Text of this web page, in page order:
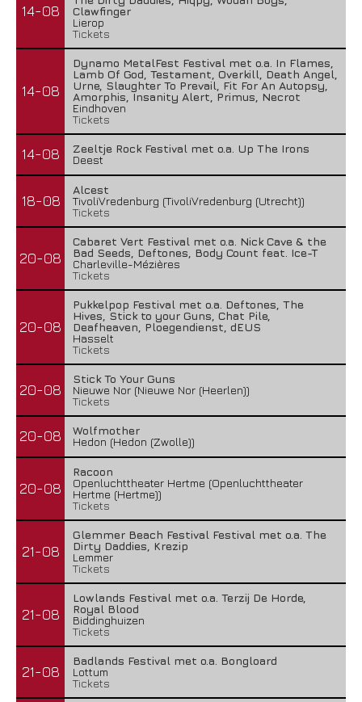
14-08
Clawfinger
Lierop
Tickets
14-08
Dynamo MetalFest Festival met o.a. In Flames,
Lamb Of God, Testament, Overkill, Death Angel,
Urne, Slaughter To Prevail, Fit For An Autopsy,
Amorphis, Insanity Alert, Primus, Necrot
Eindhoven
Tickets
14-08
Zeeltje Rock Festival met o.a. Up The Irons
Deest
18-08
Alcest
TivoliVredenburg (TivoliVredenburg (Utrecht))
Tickets
20-08
Cabaret Vert Festival met o.a. Nick Cave & the
Bad Seeds, Deftones, Body Count feat. Ice-T
Charleville-Mézières
Tickets
20-08
Pukkelpop Festival met o.a. Deftones, The
Hives, Stick to your Guns, Chat Pile,
Deafheaven, Ploegendienst, dEUS
Hasselt
Tickets
20-08
Stick To Your Guns
Nieuwe Nor (Nieuwe Nor (Heerlen))
Tickets
20-08
Wolfmother
Hedon (Hedon (Zwolle))
20-08
Racoon
Openluchttheater Hertme (Openluchttheater
Hertme (Hertme))
Tickets
21-08
Glemmer Beach Festival Festival met o.a. The
Dirty Daddies, Krezip
Lemmer
Tickets
21-08
Lowlands Festival met o.a. Terzij De Horde,
Royal Blood
Biddinghuizen
Tickets
21-08
Badlands Festival met o.a. Bongloard
Lottum
Tickets